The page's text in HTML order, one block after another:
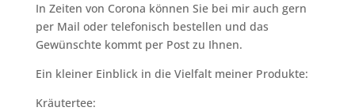
In Zeiten von Corona können Sie bei mir auch gern
per Mail oder telefonisch bestellen und das
Gewünschte kommt per Post zu Ihnen.
Ein kleiner Einblick in die Vielfalt meiner Produkte:
Kräutertee: